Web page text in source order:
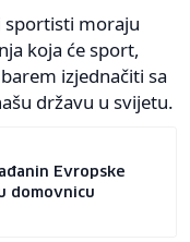
sportisti moraju
koja će sport,
izjednačiti sa
državu u svijetu.
Evropske
domovnicu